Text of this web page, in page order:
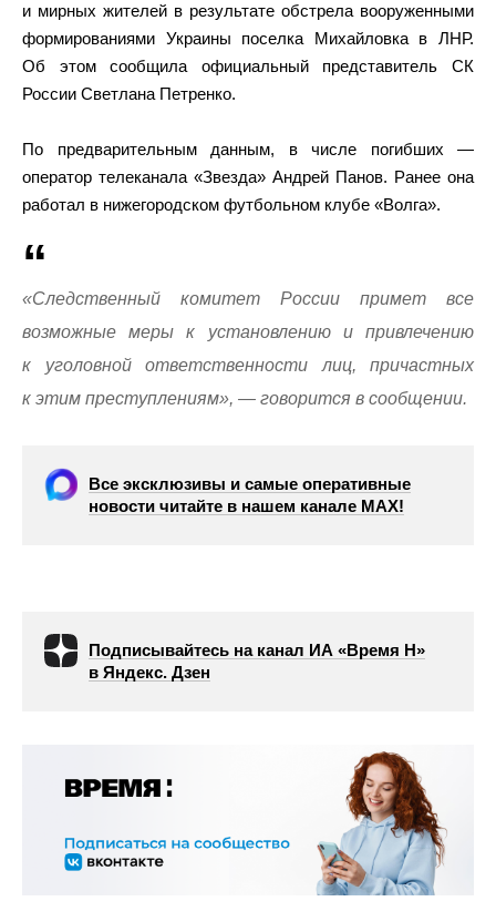
и мирных жителей в результате обстрела вооруженными
формированиями Украины поселка Михайловка в ЛНР.
Об этом сообщила официальный представитель СК
России Светлана Петренко.
По предварительным данным, в числе погибших —
оператор телеканала «Звезда» Андрей Панов. Ранее она
работал в нижегородском футбольном клубе «Волга».
«Следственный комитет России примет все
возможные меры к установлению и привлечению
к уголовной ответственности лиц, причастных
к этим преступлениям», — говорится в сообщении.
Все эксклюзивы и самые оперативные
новости читайте в нашем канале МАХ!
Подписывайтесь на канал ИА «Время Н»
в Яндекс. Дзен